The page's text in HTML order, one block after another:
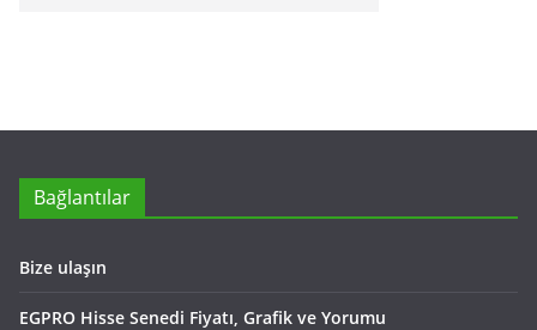
Bağlantılar
Bize ulaşın
EGPRO Hisse Senedi Fiyatı, Grafik ve Yorumu